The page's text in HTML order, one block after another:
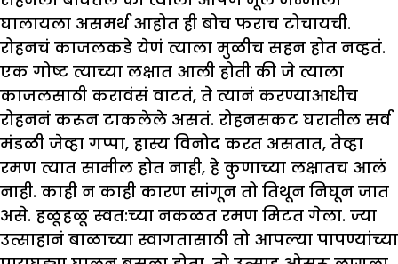
घालायला असमर्थ आहोत ही बोच फराच टोचायची.
रोहनचं काजलकडे येणं त्याला मुळीच सहन होत नव्हतं.
एक गोष्ट त्याच्या लक्षात आली होती की जे त्याला
काजलसाठी करावंसं वाटतं, ते त्यानं करण्याआधीच
रोहननं करून टाकलेले असतं. रोहनसकट घरातील सर्व
मंडळी जेव्हा गप्पा, हास्य विनोद करत असतात, तेव्हा
रमण त्यात सामील होत नाही, हे कुणाच्या लक्षातच आलं
नाही. काही न काही कारण सांगून तो तिथून निघून जात
असे. हळूहळू स्वत:च्या नकळत रमण मिटत गेला. ज्या
उत्साहानं बाळाच्या स्वागतासाठी तो आपल्या पापण्यांच्या